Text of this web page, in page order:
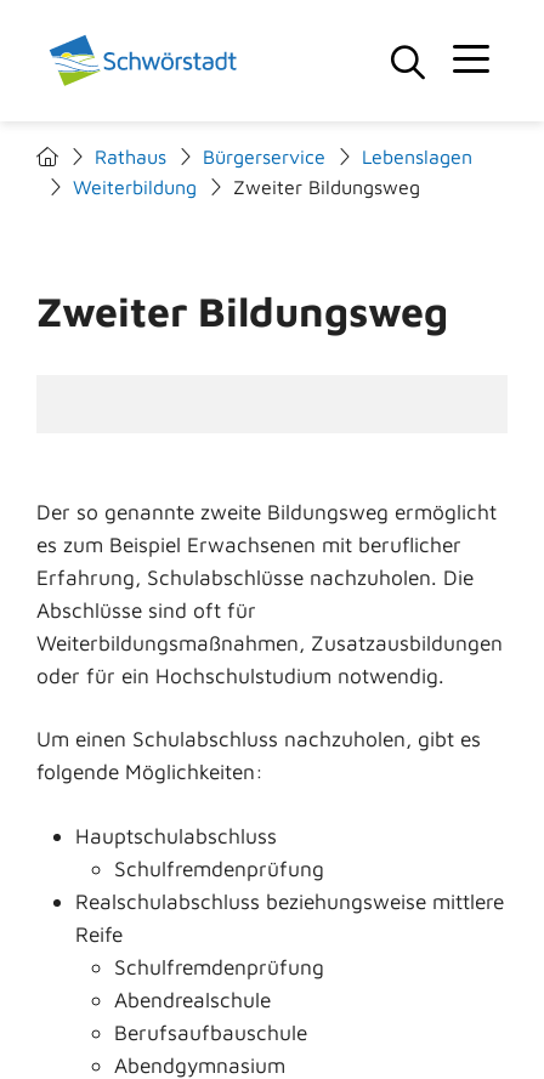
Rathaus Bürgerservice
Lebenslagen
Weiterbildung
Zweiter Bildungsweg
Zweiter Bildungsweg
Der so genannte zweite Bildungsweg ermöglicht
es zum Beispiel Erwachsenen mit beruflicher
Erfahrung, Schulabschlüsse nachzuholen. Die
Abschlüsse sind oft für
Weiterbildungsmaßnahmen, Zusatzausbildungen
oder für ein Hochschulstudium notwendig.
Um einen Schulabschluss nachzuholen, gibt es
folgende Möglichkeiten:
Hauptschulabschluss
Schulfremdenprüfung
Realschulabschluss beziehungsweise mittlere
Reife
Schulfremdenprüfung
Abendrealschule
Berufsaufbauschule
Abendgymnasium